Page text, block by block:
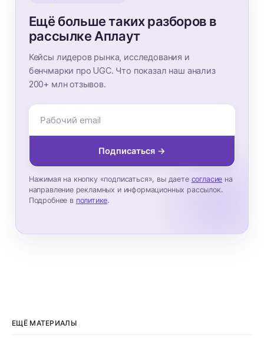
Ещё больше таких разборов в
рассылке Аплаут
Кейсы лидеров рынка, исследования и
бенчмарки про UGC. Что показал наш анализ
200+ млн отзывов.
Подписаться →
Нажимая на кнопку «подписаться», вы даете согласие на
направление рекламных и информационных рассылок.
Подробнее в политике.
ЕЩЁ МАТЕРИАЛЫ